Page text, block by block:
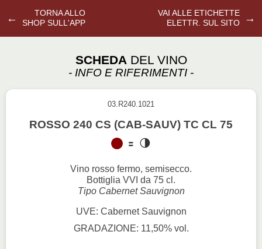
←
TORNA ALLO
SHOP SULL'APP
VAI ALLE ETICHETTE
ELETTR. SUL SITO
→
SCHEDA DEL VINO
- INFO E RIFERIMENTI -
03.R240.1021
ROSSO 240 CS (CAB-SAUV) TC CL 75
Vino rosso fermo, semisecco.
Bottiglia VVI da 75 cl.
Tipo Cabernet Sauvignon
UVE: Cabernet Sauvignon
GRADAZIONE: 11,50% vol.